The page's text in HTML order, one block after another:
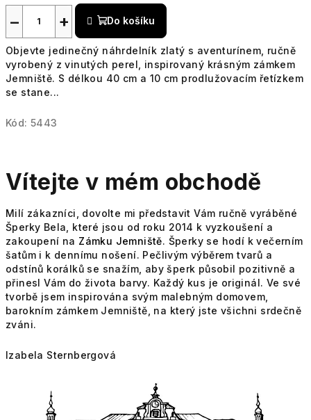
+
− Do košíku
Objevte jedinečný náhrdelník zlatý s aventurínem, ručně
vyrobený z vinutých perel, inspirovaný krásným zámkem
Jemniště. S délkou 40 cm a 10 cm prodlužovacím řetízkem
se stane...
Kód: 5443
Vítejte v mém obchodě
Milí zákazníci, dovolte mi představit Vám ručně vyráběné
Šperky Bela, které jsou od roku 2014 k vyzkoušení a
zakoupení na Zámku Jemniště. Šperky se hodí k večerním
šatům i k dennímu nošení. Pečlivým výběrem tvarů a
odstínů korálků se snažím, aby šperk působil pozitivně a
přinesl Vám do života barvy. Každý kus je originál. Ve své
tvorbě jsem inspirována svým malebným domovem,
barokním zámkem Jemniště, na který jste všichni srdečně
zváni.
Izabela Sternbergová